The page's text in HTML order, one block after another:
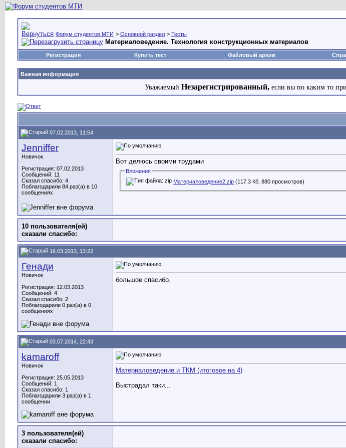
Форум студентов МТИ > Основной раздел > Тесты
Материаловедение. Технология конструкционных материалов
Регистрация Купить тест Файловый архив
Важная информация
Уважаемый Незарегистрированный, если вы по каким то
07.02.2013, 11:54
Jenniffer
Новичок
Регистрация: 07.02.2013
Сообщений: 11
Сказал спасибо: 4
Поблагодарили 84 раз(а) в 10
сообщениях
Вот делюсь своими трудами
Вложения
Материаловедение2.zip (117.3 Кб, 880 просмотров)
10 пользователя(ей)
сказали cпасибо:
16.03.2013, 13:22
Генади
Новичок
Регистрация: 12.03.2013
Сообщений: 4
Сказал спасибо: 2
Поблагодарили 0 раз(а) в 0
сообщениях
большое спасибо.
03.07.2014, 22:43
kamaroff
Новичок
Регистрация: 25.05.2013
Сообщений: 1
Сказал спасибо: 1
Поблагодарили 3 раз(а) в 1
сообщении
Материаловедение и ТКМ (итоговое на 4)
Выстрадал таки...
3 пользователя(ей)
сказали cпасибо: